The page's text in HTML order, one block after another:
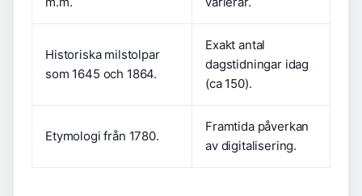
Historiska milstolpar
som 1645 och 1864.
Exakt antal
dagstidningar idag
(ca 150).
Etymologi från 1780.
Framtida påverkan
av digitalisering.